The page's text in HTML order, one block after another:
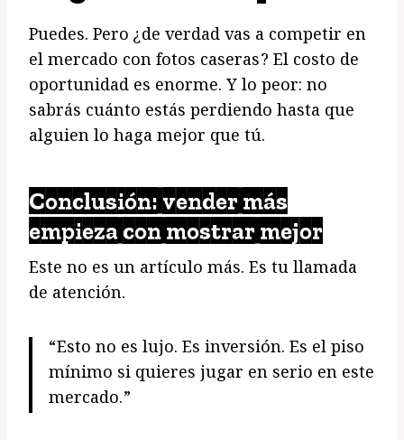
Puedes. Pero ¿de verdad vas a competir en
el mercado con fotos caseras? El costo de
oportunidad es enorme. Y lo peor: no
sabrás cuánto estás perdiendo hasta que
alguien lo haga mejor que tú.
Conclusión: vender más
empieza con mostrar mejor
Este no es un artículo más. Es tu llamada
de atención.
“Esto no es lujo. Es inversión. Es el piso
mínimo si quieres jugar en serio en este
mercado.”